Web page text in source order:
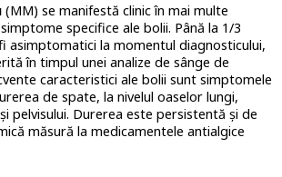
(MM) se manifestă clinic în mai multe
specifice ale bolii. Până la 1/3
asimptomatici la momentul diagnosticului,
în timpul unei analize de sânge de
caracteristici ale bolii sunt simptomele
de spate, la nivelul oaselor lungi,
pelvisului. Durerea este persistentă și de
măsură la medicamentele antialgice